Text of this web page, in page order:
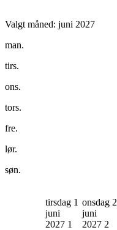
Valgt måned: juni 2027
man.
tirs.
ons.
tors.
fre.
lør.
søn.
tirsdag 1
juni
2027 1
onsdag 2
juni
2027 2